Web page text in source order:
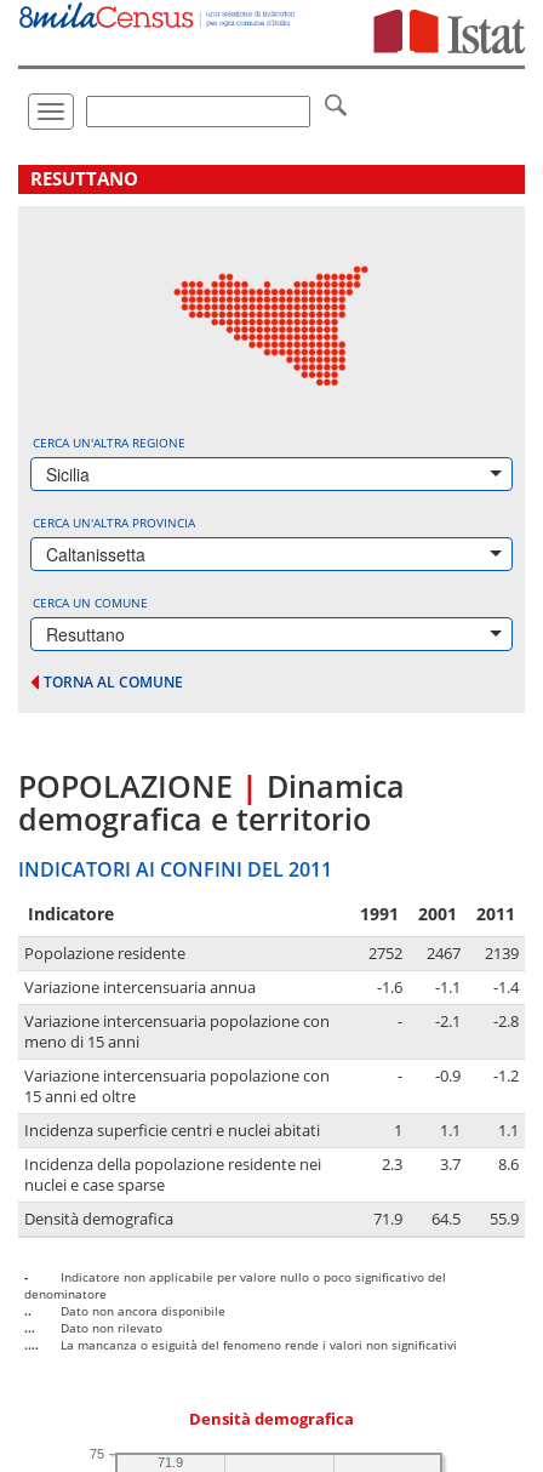
Vai
direttamente
Toggle
navigation
.
RESUTTANO
CERCA UN'ALTRA REGIONE
Sicilia
CERCA UN'ALTRA PROVINCIA
Caltanissetta
CERCA UN COMUNE
Resuttano
TORNA AL COMUNE
POPOLAZIONE | Dinamica
demografica e territorio
INDICATORI AI CONFINI DEL 2011
Indicatore 1991 2001 2011
Popolazione residente 2752 2467
2139
Variazione intercensuaria annua
-1.6 -1.1
-1.4
Variazione intercensuaria popolazione con
meno di 15 anni
- -2.1 -2.8
Variazione intercensuaria popolazione con
15 anni ed oltre
- -0.9 -1.2
Incidenza superficie centri e nuclei abitati 1 1.1
1.1
Incidenza della popolazione residente nei
nuclei e case sparse
2.3 3.7 8.6
Densità demografica 71.9 64.5 55.9
-
Indicatore non applicabile per valore nullo o poco significativo del
denominatore
..
Dato non ancora disponibile
...
Dato non rilevato
....
La mancanza o esiguità del fenomeno rende i valori non significativi
Densità demografica
75
71.9